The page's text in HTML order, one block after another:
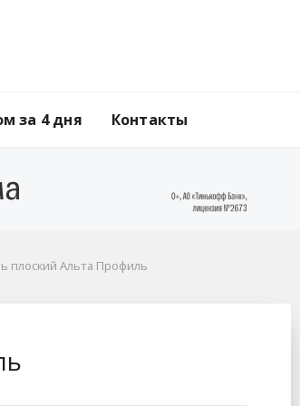
за 4 дня Контакты
плоский Альта Профиль